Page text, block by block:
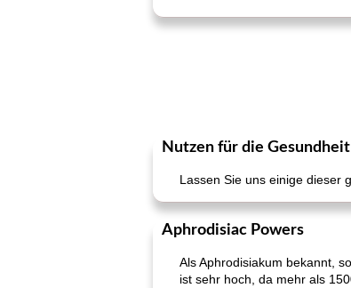
Nutzen für die
Lassen Sie uns einige dieser
Aphrodisiac Powers
Als Aphrodisiakum bekannt,
ist sehr hoch, da mehr als